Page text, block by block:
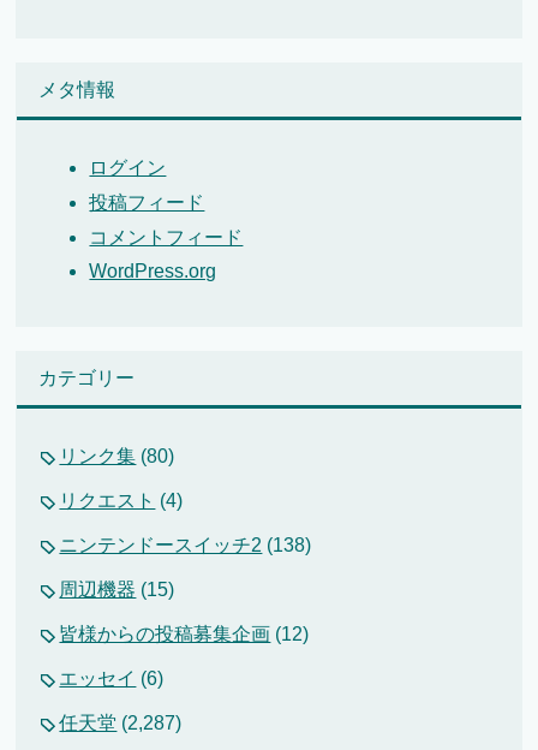
メタ情報
ログイン
投稿フィード
コメントフィード
WordPress.org
カテゴリー
リンク集 (80)
リクエスト (4)
ニンテンドースイッチ2 (138)
周辺機器 (15)
皆様からの投稿募集企画 (12)
エッセイ (6)
任天堂 (2,287)